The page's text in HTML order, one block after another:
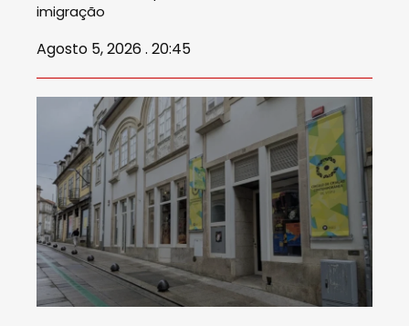
imigração
Agosto 5, 2026 . 20:45